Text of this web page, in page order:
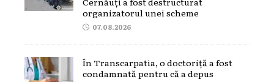
organizatorul unei scheme
07.08.2026
În Transcarpatia, o doctoriță a fost
condamnată pentru că a depus